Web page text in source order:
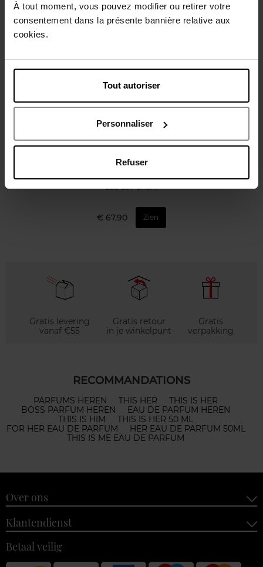
À tout moment, vous pouvez modifier ou retirer votre
consentement dans la présente bannière relative aux
cookies.
Tout autoriser
Personnaliser
Refuser
Nog iets vergeten ?
Eau de Parfum
€ 67,90 Zien
Gratis levering
vanaf €55
Gratis retour
in je winkelpunt
Gratis
verpakking
RECOMMANDATIONS
PARFUMS HEREN THIS HER
THIS IS HER
BOSS PARFUM HEREN
EAU DE PARFUM HEREN
THIS IS HIM
THIS IS HER 50 ML
FOR HER EAU DE PARFUM
HER EAU DE PARFUM 50ML
THIS IS ME EAU DE PARFUM
Over ons
Klantendienst
Betaal veilig